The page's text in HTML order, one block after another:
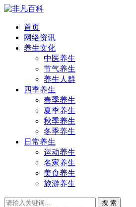
首页
网络资讯
养生文化
中医养生
节气养生
养生人群
四季养生
春季养生
夏季养生
秋季养生
冬季养生
日常养生
运动养生
名家养生
美食养生
旅游养生
搜 索